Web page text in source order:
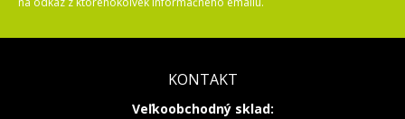
KONTAKT
Veľkoobchodný sklad: